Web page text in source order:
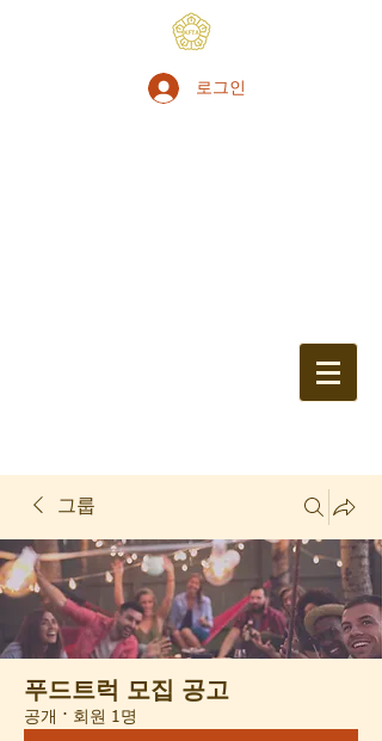
로그인
그룹
푸드트럭 모집 공고
공개 · 회원 1명